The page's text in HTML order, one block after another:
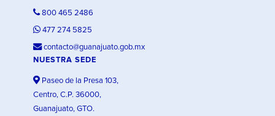
800 465 2486
477 274 5825
contacto@guanajuato.gob.mx
NUESTRA SEDE
Paseo de la Presa 103,
Centro, C.P. 36000,
Guanajuato, GTO.